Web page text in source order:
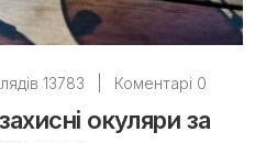
13783 Коментарі 0
окуляри за